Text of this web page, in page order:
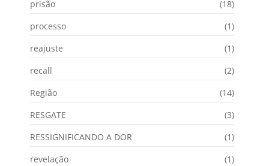
prisão
(18)
processo
(1)
reajuste
(1)
recall
(2)
Região
(14)
RESGATE
(3)
RESSIGNIFICANDO A DOR
(1)
revelação
(1)